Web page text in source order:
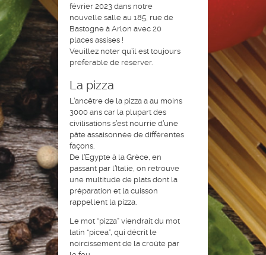
février 2023 dans notre
nouvelle salle au 185, rue de
Bastogne à Arlon avec 20
places assises !
Veuillez noter qu’il est toujours
préférable de réserver.
La pizza
L’ancêtre de la pizza a au moins
3000 ans car la plupart des
civilisations s’est nourrie d’une
pâte assaisonnée de différentes
façons.
De l’Egypte à la Grèce, en
passant par l’Italie, on retrouve
une multitude de plats dont la
préparation et la cuisson
rappellent la pizza.
Le mot “pizza” viendrait du mot
latin “picea”, qui décrit le
noircissement de la croûte par